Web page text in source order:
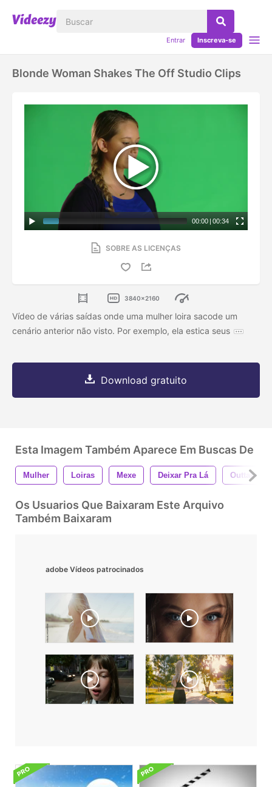
Entrar Inscreva-se
Blonde Woman Shakes The Off Studio Clips
00:00 | 00:34
SOBRE AS LICENÇAS
3840x2160
Vídeo de várias saídas onde uma mulher loira sacode um
cenário anterior não visto. Por exemplo, ela estica seus
Download gratuito
Esta Imagem Também Aparece Em Buscas De
Mulher Loiras Mexe Deixar Pra Lá Outtakes
Os Usuarios Que Baixaram Este Arquivo
Também Baixaram
adobe Vídeos patrocinados